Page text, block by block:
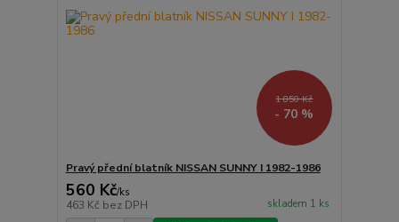
1 850 Kč
- 70 %
Pravý přední blatník NISSAN SUNNY I 1982-1986
560 Kč/ks
463 Kč bez DPH skladem 1 ks